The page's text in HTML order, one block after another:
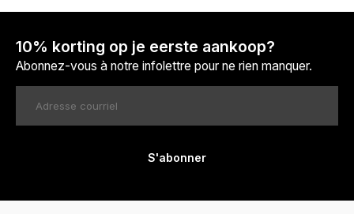
10% korting op je eerste aankoop?
Abonnez-vous à notre infolettre pour ne rien manquer.
S'abonner